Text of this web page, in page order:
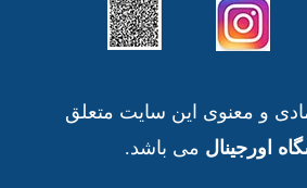
و معنوی این سایت متعلق
اورجینال می باشد.